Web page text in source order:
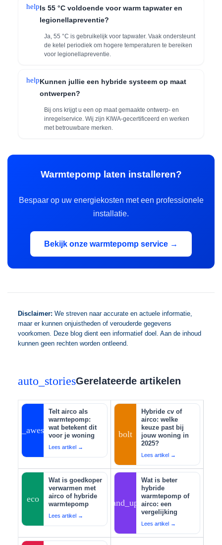
helpIs 55 °C voldoende voor warm tapwater en
legionellapreventie?
Ja, 55 °C is gebruikelijk voor tapwater. Vaak ondersteunt
de ketel periodiek om hogere temperaturen te bereiken
voor legionellapreventie.
helpKunnen jullie een hybride systeem op maat
ontwerpen?
Bij ons krijgt u een op maat gemaakte ontwerp- en
inregelservice. Wij zijn KIWA-gecertificeerd en werken
met betrouwbare merken.
Warmtepomp laten installeren?
Bespaar op uw energiekosten met een professionele
installatie.
Bekijk onze warmtepomp service →
Disclaimer: We streven naar accurate en actuele informatie,
maar er kunnen onjuistheden of verouderde gegevens
voorkomen. Deze blog dient een informatief doel. Aan de inhoud
kunnen geen rechten worden ontleend.
auto_storiesGerelateerde artikelen
auto_awesome
Telt airco als
warmtepomp:
wat betekent dit
voor je woning
Lees artikel →
bolt
Hybride cv of
airco: welke
keuze past bij
jouw woning in
2025?
Lees artikel →
eco
Wat is goedkoper
verwarmen met
airco of hybride
warmtepomp
Lees artikel →
tips_and_updates
Wat is beter
hybride
warmtepomp of
airco: een
vergelijking
Lees artikel →